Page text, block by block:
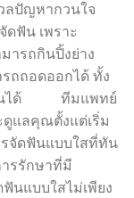
ลปัญหากวนใจ
ดฟัน เพราะ
ารถกินปิ้งย่าง
ถถอดออกได้ ทั้ง
งฟันได้ ทีมแพทย์
ดูแลคุณตั้งแต่เริ่ม
จัดฟันแบบใสที่ทัน
รรักษาที่มี
แบบใสไม่เพียง